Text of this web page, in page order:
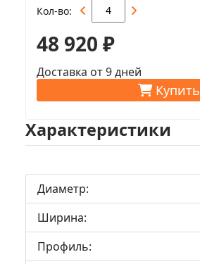
Кол-во
48 920 ₽
Доставка от 9 дней
Купить
Характеристики
Диаметр:
Ширина:
Профиль: